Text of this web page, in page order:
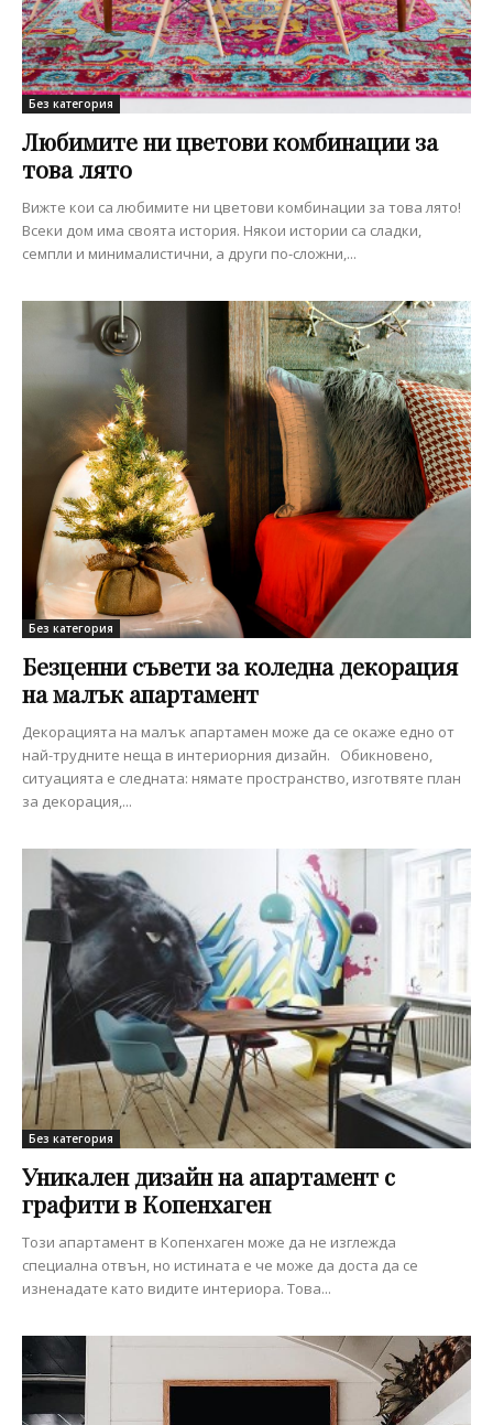
Без категория
Любимите ни цветови комбинации за
това лято
Вижте кои са любимите ни цветови комбинации за това лято!
Всеки дом има своята история. Някои истории са сладки,
семпли и минималистични, а други по-сложни,...
Без категория
Безценни съвети за коледна декорация
на малък апартамент
Декорацията на малък апартамен може да се окаже едно от
най-трудните неща в интериорния дизайн. Обикновено,
ситуацията е следната: нямате пространство, изготвяте план
за декорация,...
Без категория
Уникален дизайн на апартамент с
графити в Копенхаген
Този апартамент в Копенхаген може да не изглежда
специална отвън, но истината е че може да доста да се
изненадате като видите интериора. Това...